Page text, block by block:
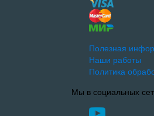
Полезная
Наши работы
Политика
Мы в социальных